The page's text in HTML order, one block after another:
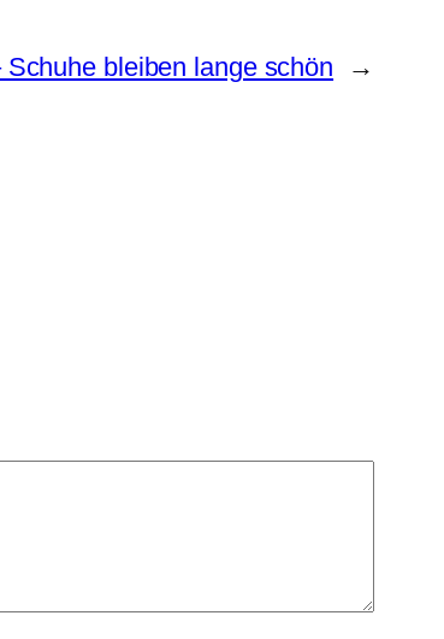
bleiben lange schön →